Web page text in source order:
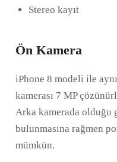
Stereo kayıt
Ön Kamera
iPhone 8 modeli ile
kamerası 7 MP
Arka kamerada olduğu
bulunmasına rağmen
mümkün.